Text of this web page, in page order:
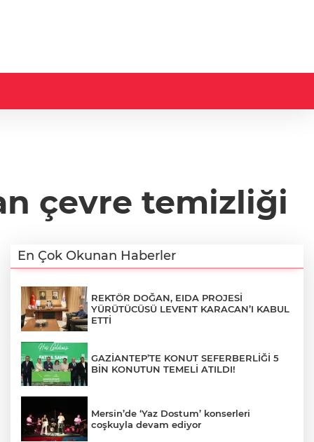
çevre temizliği
En Çok Okunan Haberler
REKTÖR DOĞAN, EIDA PROJESİ
YÜRÜTÜCÜSÜ LEVENT KARACAN’I KABUL
ETTİ
GAZİANTEP’TE KONUT SEFERBERLİĞİ 5
BİN KONUTUN TEMELİ ATILDI!
Mersin’de ‘Yaz Dostum’ konserleri
coşkuyla devam ediyor